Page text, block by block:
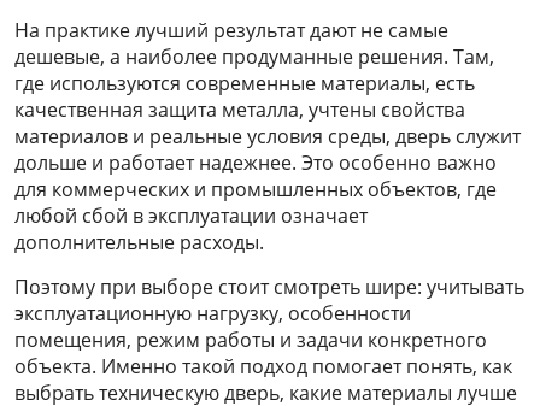
На практике лучший результат дают не самые
дешевые, а наиболее продуманные решения. Там,
где используются современные материалы, есть
качественная защита металла, учтены свойства
материалов и реальные условия среды, дверь служит
дольше и работает надежнее. Это особенно важно
для коммерческих и промышленных объектов, где
любой сбой в эксплуатации означает
дополнительные расходы.
Поэтому при выборе стоит смотреть шире: учитывать
эксплуатационную нагрузку, особенности
помещения, режим работы и задачи конкретного
объекта. Именно такой подход помогает понять, как
выбрать техническую дверь, какие материалы лучше